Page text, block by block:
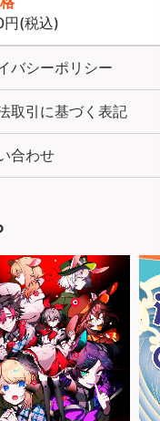
円(税込)
バシーポリシー
取引に基づく表記
合わせ